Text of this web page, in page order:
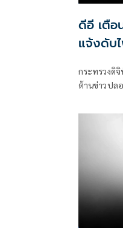
ดีอี เตือ
แจ้งดับ
เปลี่ยน
ธุรกรร
กระทรวงดิ
ต้านข่าวปลอมประ
ป้องกันและ
ของนายไ
เพื่อเศรษฐ